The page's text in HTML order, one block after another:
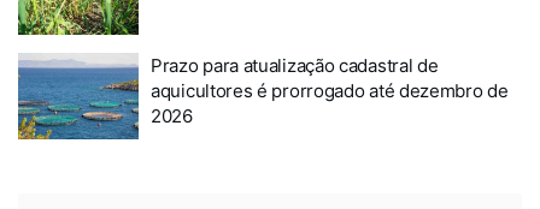
Prazo para atualização cadastral de
aquicultores é prorrogado até dezembro de
2026